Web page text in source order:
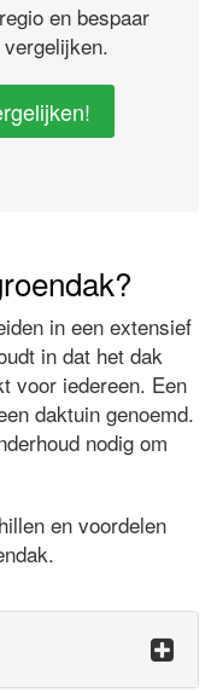
en bespaar
in een extensief
in dat het dak
voor iedereen. Een
daktuin genoemd.
nodig om
en voordelen